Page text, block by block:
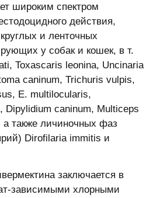
широким спектром
действия,
и ленточных
у собак и кошек, в т.
Toxascaris leonina, Uncinaria
caninum, Trichuris vulpis,
E. multilocularis,
Dipylidium caninum, Multiceps
а также личиночных фаз
Dirofilaria immitis и
заключается в
зависимыми хлорными